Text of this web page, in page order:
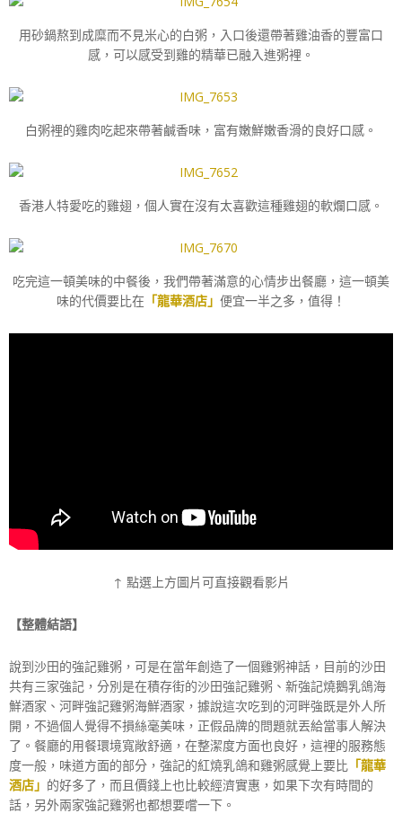
用砂鍋熬到成糜而不見米心的白粥，入口後還帶著雞油香的豐富口
感，可以感受到雞的精華已融入進粥裡。
白粥裡的雞肉吃起來帶著鹹香味，富有嫩鮮嫩香滑的良好口感。
香港人特愛吃的雞翅，個人實在沒有太喜歡這種雞翅的軟爛口感。
吃完這一頓美味的中餐後，我們帶著滿意的心情步出餐廳，這一頓美
味的代價要比在 「龍華酒店」 便宜一半之多，值得！
↑ 點選上方圖片可直接觀看影片
【整體結語】
說到沙田的強記雞粥，可是在當年創造了一個雞粥神話，目前的沙田
共有三家強記，分別是在積存街的沙田強記雞粥、新強記燒鵝乳鴿海
鮮酒家、河畔強記雞粥海鮮酒家，據說這次吃到的河畔強既是外人所
開，不過個人覺得不損絲毫美味，正假品牌的問題就丟給當事人解決
了。餐廳的用餐環境寬敞舒適，在整潔度方面也良好，這裡的服務態
度一般，味道方面的部分，強記的紅燒乳鴿和雞粥感覺上要比 「龍華
酒店」 的好多了，而且價錢上也比較經濟實惠，如果下次有時間的
話，另外兩家強記雞粥也都想要嚐一下。